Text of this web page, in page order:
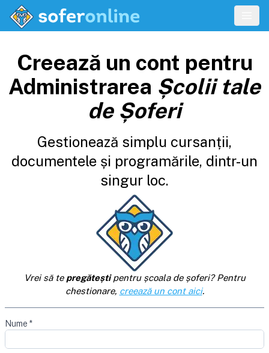
Creează un cont pentru
Administrarea Școlii tale
de Șoferi
Gestionează simplu cursanții,
documentele și programările, dintr-un
singur loc.
Vrei să te pregăteștipentru școala de șoferi? Pentru
chestionare, creează un cont aici.
Nume *